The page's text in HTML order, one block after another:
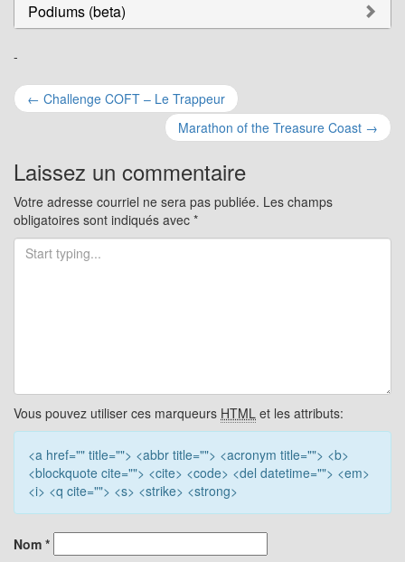
Podiums (beta)
-
Navigation
les
articles
← Challenge COFT – Le Trappeur
Marathon of the Treasure Coast →
Laissez un commentaire
Votre adresse courriel ne sera pas publiée. Les champs
obligatoires sont indiqués avec *
Vous pouvez utiliser ces marqueurs HTML et les attributs:
<a href="" title=""> <abbr title=""> <acronym title=""> <b>
<blockquote cite=""> <cite> <code> <del datetime=""> <em>
<i> <q cite=""> <s> <strike> <strong>
Nom *